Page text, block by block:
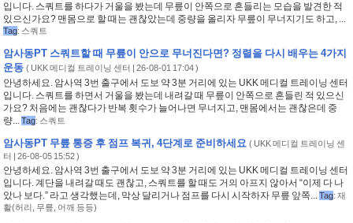
입니다. 스쿼트를 하다가 거울을 봤는데 무릎이 안쪽으로 흔들리는 모습을 발견한 적
있으신가요? 맨몸으로 할 때는 괜찮았는데 중량을 올리자 무릎이 무너지기도 하고, ...
Tag: 스쿼트
암사동PT 스쿼트할 때 무릎이 안으로 무너진다면? 정렬을 다시 배우는 4가지
운동 (UKK 메디컬 트레이닝 센터 | 26-08-01 17:04 )
안녕하세요. 암사역 3번 출구에서 도보 약 3분 거리에 있는 UKK 메디컬 트레이닝 센터
입니다. 스쿼트를 하면서 거울을 봤는데 내려갈 때 무릎이 안쪽으로 흔들린 적 있으신
가요? 처음에는 괜찮다가 반복 횟수가 늘어나면 무너지고, 맨몸에서는 괜찮은데 중
량...Tag: 스쿼트
암사동PT 무릎 통증 후 점프 복귀, 4단계로 준비하세요 (UKK 메디컬 트레이닝 센
터 | 26-08-05 15:52 )
안녕하세요. 암사역 3번 출구에서 도보 약 3분 거리에 있는 UKK 메디컬 트레이닝 센터
입니다. 계단을 내려갈 때도 괜찮고, 스쿼트를 할 때도 거의 아프지 않아서 “이제 다 나
았나 보다.” 라고 생각했는데, 막상 달리거나 점프를 다시 시작하자 무릎 앞쪽...Tag: 재
활(허리 무릎 어깨 등등)